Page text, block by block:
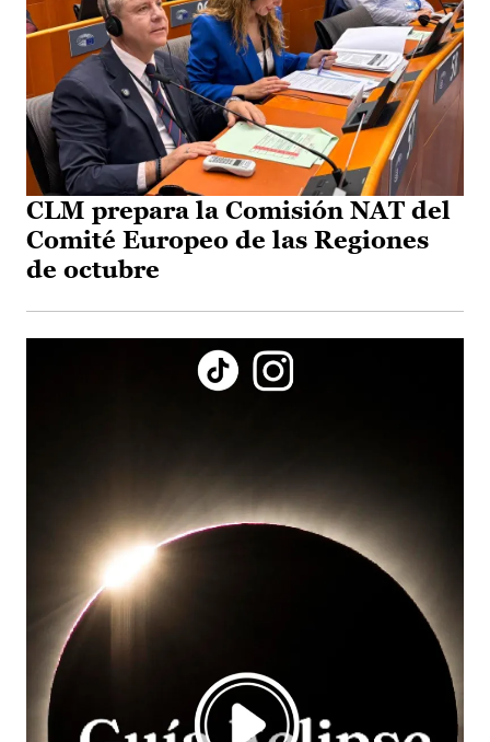
CLM prepara la Comisión NAT del
Comité Europeo de las Regiones
de octubre